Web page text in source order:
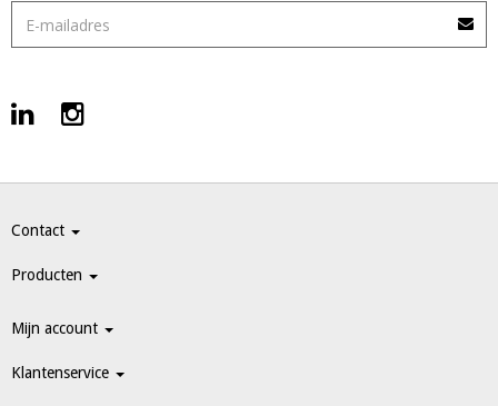
Contact
Producten
Mijn account
Klantenservice